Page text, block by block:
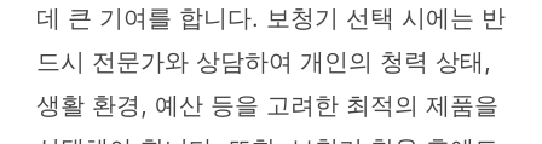
데 큰 기여를 합니다. 보청기 선택 시에는 반
드시 전문가와 상담하여 개인의 청력 상태,
생활 환경, 예산 등을 고려한 최적의 제품을